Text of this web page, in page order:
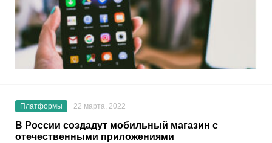
Платформы 22 марта, 2022
В России создадут мобильный магазин с
отечественными приложениями